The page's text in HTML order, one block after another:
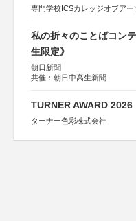
マ社、徳間書店、早川書房、
専門学校ICSカレッジオブアー
私の折々のことばコン
生限定》
朝日新聞
共催：朝日中高生新聞
TURNER AWARD 2026
ターナー色彩株式会社